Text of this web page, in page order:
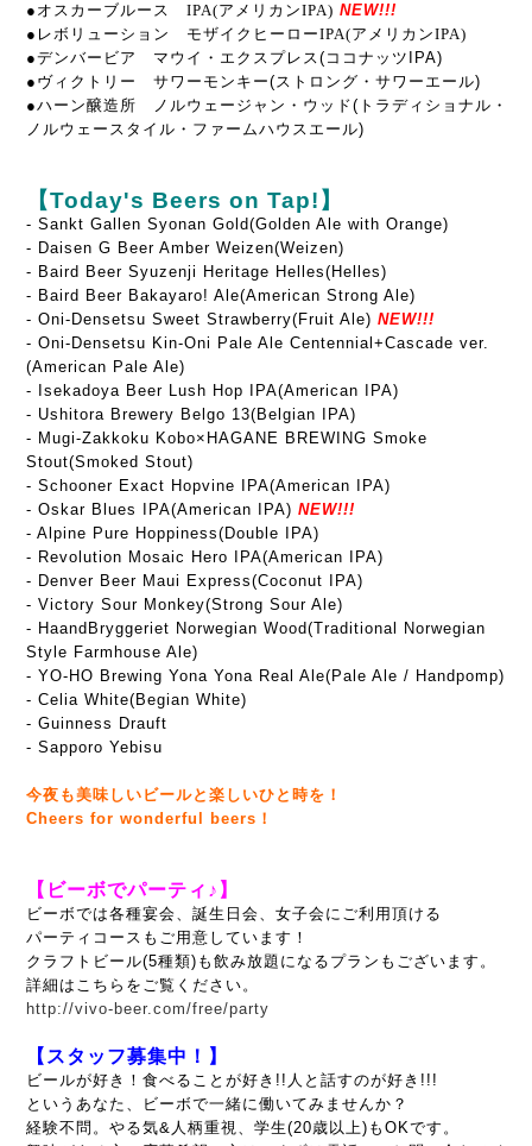
●オスカーブルース IPA(アメリカンIPA) NEW!!!
●レボリューション モザイクヒーローIPA(アメリカンIPA)
●デンバービア マウイ・エクスプレス(ココナッツIPA)
●ヴィクトリー サワーモンキー(ストロング・サワーエール)
●ハーン醸造所 ノルウェージャン・ウッド(トラディショナル・
ノルウェースタイル・ファームハウスエール)
【Today's Beers on Tap!】
- Sankt Gallen Syonan Gold(Golden Ale with Orange)
- Daisen G Beer Amber Weizen(Weizen)
- Baird Beer Syuzenji Heritage Helles(Helles)
- Baird Beer Bakayaro! Ale(American Strong Ale)
- Oni-Densetsu Sweet Strawberry(Fruit Ale) NEW!!!
- Oni-Densetsu Kin-Oni Pale Ale Centennial+Cascade ver.
(American Pale Ale)
- Isekadoya Beer Lush Hop IPA(American IPA)
- Ushitora Brewery Belgo 13(Belgian IPA)
- Mugi-Zakkoku Kobo×HAGANE BREWING Smoke
Stout(Smoked Stout)
- Schooner Exact Hopvine IPA(American IPA)
- Oskar Blues IPA(American IPA) NEW!!!
- Alpine Pure Hoppiness(Double IPA)
- Revolution Mosaic Hero IPA(American IPA)
- Denver Beer Maui Express(Coconut IPA)
- Victory Sour Monkey(Strong Sour Ale)
- HaandBryggeriet Norwegian Wood(Traditional Norwegian
Style Farmhouse Ale)
- YO-HO Brewing Yona Yona Real Ale(Pale Ale / Handpomp)
- Celia White(Begian White)
- Guinness Drauft
- Sapporo Yebisu
今夜も美味しいビールと楽しいひと時を！
Cheers for wonderful beers！
【ビーボでパーティ♪】
ビーボでは各種宴会、誕生日会、女子会にご利用頂ける
パーティコースもご用意しています！
クラフトビール(5種類)も飲み放題になるプランもございます。
詳細はこちらをご覧ください。
http://vivo-beer.com/free/party
【スタッフ募集中！】
ビールが好き！食べることが好き!!人と話すのが好き!!!
というあなた、ビーボで一緒に働いてみませんか？
経験不問。やる気&人柄重視、 学生(20歳以上)もOKです。